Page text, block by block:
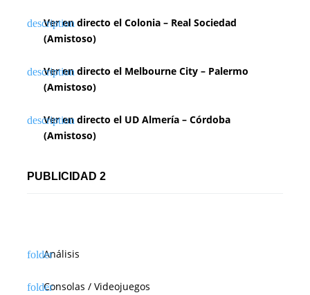
Ver en directo el Colonia – Real Sociedad
(Amistoso)
Ver en directo el Melbourne City – Palermo
(Amistoso)
Ver en directo el UD Almería – Córdoba
(Amistoso)
PUBLICIDAD 2
Análisis
Consolas / Videojuegos